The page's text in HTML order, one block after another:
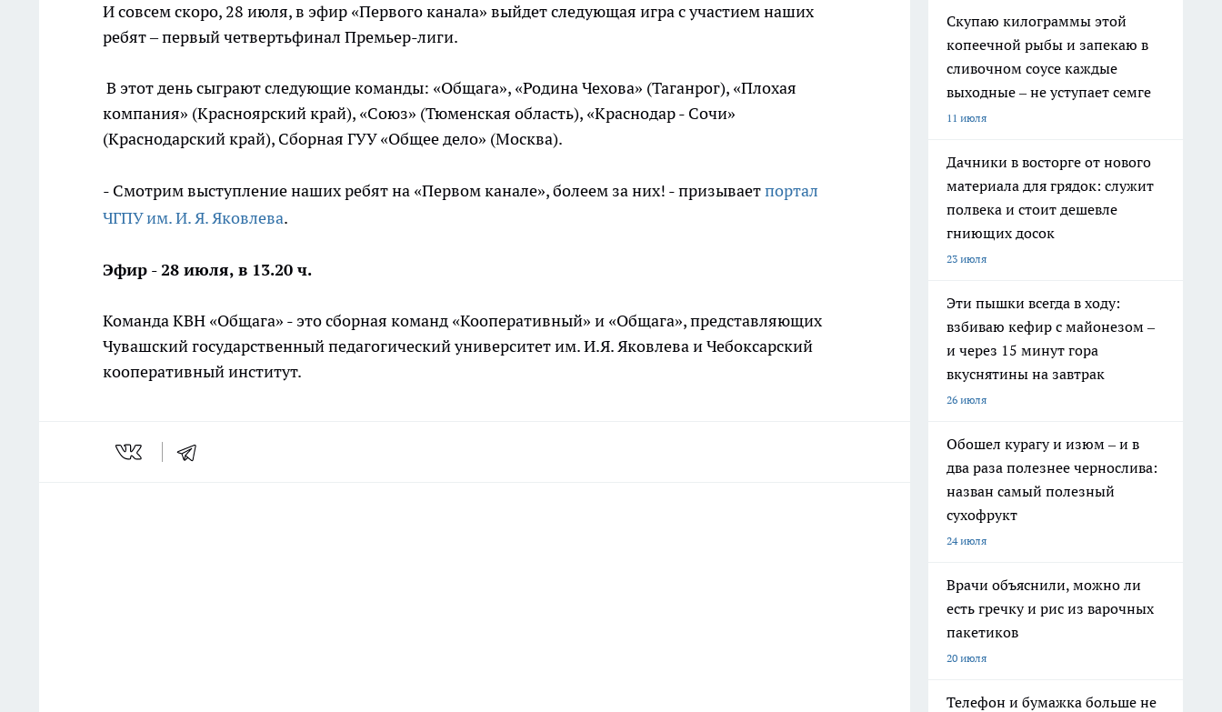
И совсем скоро, 28 июля, в эфир «Первого канала» выйдет следующая игра с участием наших
ребят – первый четвертьфинал Премьер-лиги.
В этот день сыграют следующие команды: «Общага», «Родина Чехова» (Таганрог), «Плохая
компания» (Красноярский край), «Союз» (Тюменская область), «Краснодар - Сочи»
(Краснодарский край), Сборная ГУУ «Общее дело» (Москва).
- Смотрим выступление наших ребят на «Первом канале», болеем за них! - призываетпортал
ЧГПУ им. И. Я. Яковлева.
Эфир - 28 июля, в 13.20 ч.
Команда КВН «Общага» - это сборная команд «Кооперативный» и «Общага», представляющих
Чувашский государственный педагогический университет им. И.Я. Яковлева и Чебоксарский
кооперативный институт.
Скупаю килограммы этой
копеечной рыбы и запекаю в
сливочном соусе каждые
выходные – не уступает семге
11 июля
Дачники в восторге от нового
материала для грядок: служит
полвека и стоит дешевле
гниющих досок
23 июля
Эти пышки всегда в ходу:
взбиваю кефир с майонезом –
и через 15 минут гора
вкуснятины на завтрак
26 июля
Обошел курагу и изюм – и в
два раза полезнее чернослива:
назван самый полезный
сухофрукт
24 июля
Врачи объяснили, можно ли
есть гречку и рис из варочных
пакетиков
20 июля
Телефон и бумажка больше не